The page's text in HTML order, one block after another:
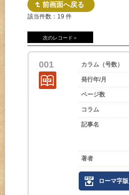
前画面へ戻る
該当件数：19 件
次のレコード＞
001 カラム（号数）
発行年/月
ページ数
コラム
記事名
著者
ローマ字版